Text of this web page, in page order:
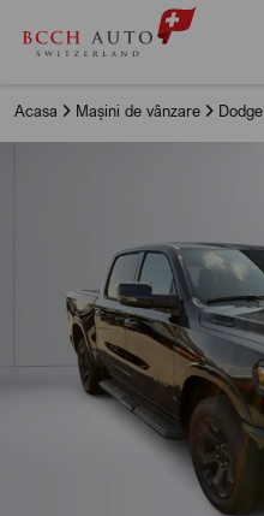
Acasa Mașini de vânzare Dodge